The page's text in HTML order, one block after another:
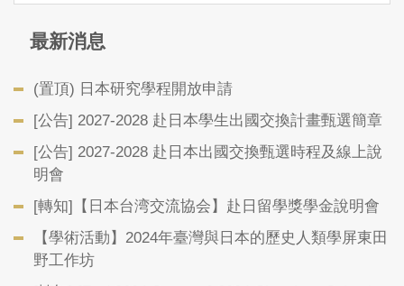
最新消息
(置頂) 日本研究學程開放申請
[公告] 2027-2028 赴日本學生出國交換計畫甄選簡章
[公告] 2027-2028 赴日本出國交換甄選時程及線上說
明會
[轉知]【日本台湾交流協会】赴日留學獎學金說明會
【學術活動】2024年臺灣與日本的歷史人類學屏東田
野工作坊